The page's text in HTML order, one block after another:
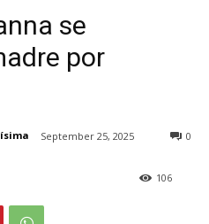
se
por
September 25, 2025 0
106